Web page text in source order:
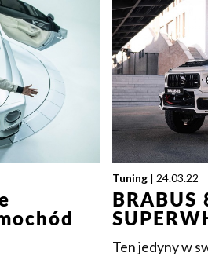
Tuning | 24.03.22
Ten jedyny w